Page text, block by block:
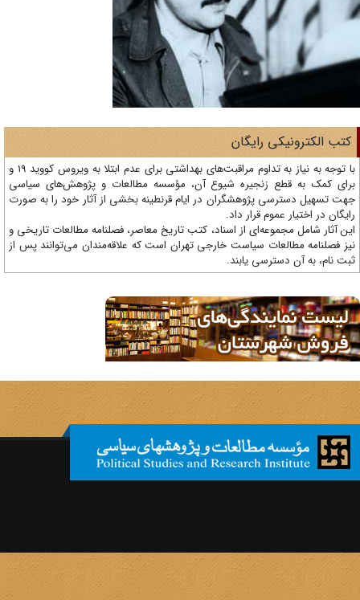
الکترونیکی رایگان
با توجه به نیاز به تداوم مراقبت‌های بهداشتی برای عدم ابتلا به ویروس کووید 19 و
کمک به قطع زنجیره شیوع آن، مؤسسه مطالعات و پژوهش‌های سیاسی
تسهیل دسترسی پژوهشگران در ایام قرنطینه بخشی از آثار خود را به صورت
در اختیار عموم قرار داد.
آثار شامل مجموعه‌ای از اسناد، کتب تاریخ معاصر، فصلنامه‌ مطالعات تاریخی و
فصلنامه مطالعات سیاست خارجی تهران است که علاقه‌مندان می‌توانند پس از
نام، به آن دسترسی یابند.